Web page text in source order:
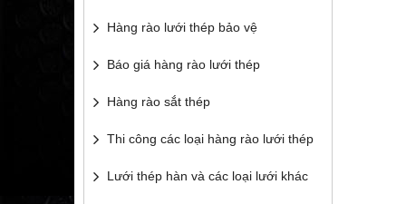
Hàng rào lưới thép bảo vệ
Báo giá hàng rào lưới thép
Hàng rào sắt thép
Thi công các loại hàng rào lưới thép
Lưới thép hàn và các loại lưới khác